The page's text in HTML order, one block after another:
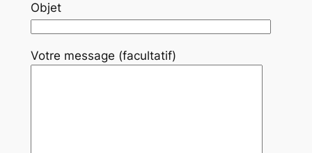
Objet
Votre message (facultatif)